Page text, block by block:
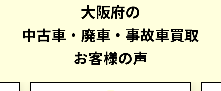
大阪府の
中古車・廃車・事故車買取
お客様の声